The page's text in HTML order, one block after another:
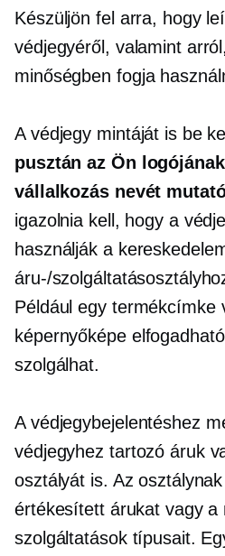
Készüljön fel arra, hogy
védjegyéről, valamint
minőségben fogja
A védjegy mintáját is be
pusztán az Ön
vállalkozás nevét
igazolnia kell, hogy a
használják a
áru-/
Például egy termékcímke
képernyőképe
szolgálhat.
A védjegybejelentéshez
védjegyhez tartozó áruk
osztályát is. Az
értékesített árukat vagy a
szolgáltatások típusait.